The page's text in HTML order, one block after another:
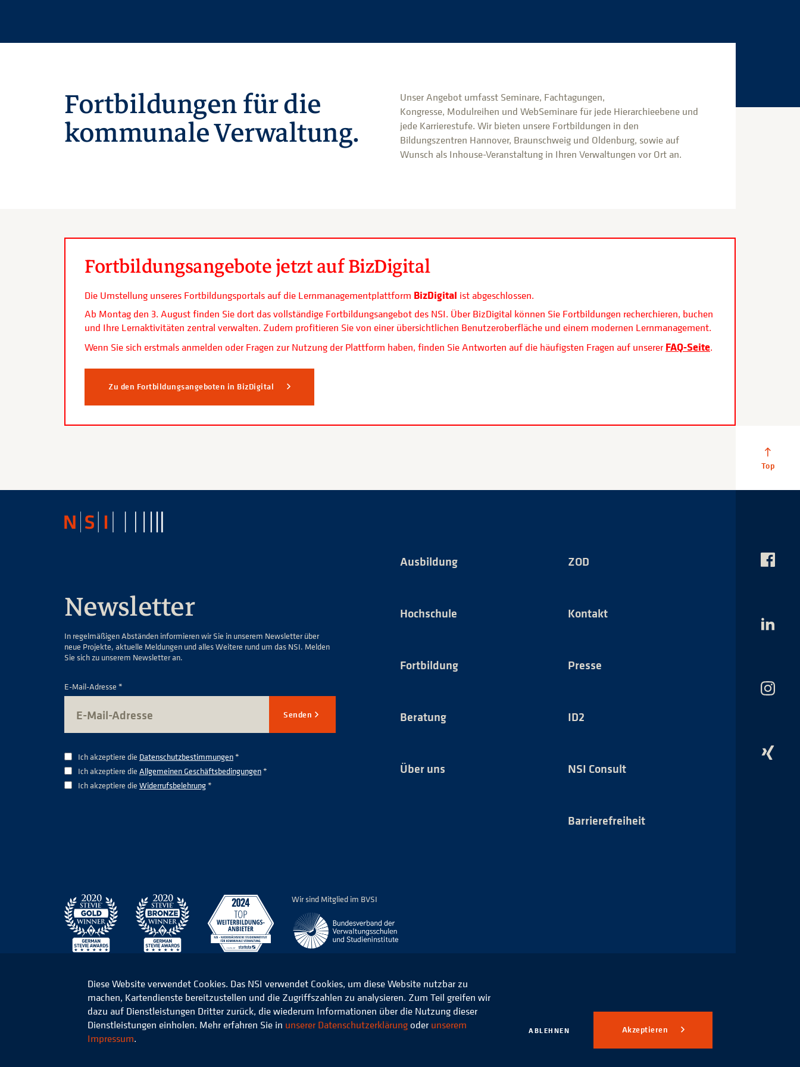
Fortbildungen für die
kommunale Verwaltung.
Unser Angebot umfasst Seminare, Fachtagungen,
Kongresse, Modulreihen und WebSeminare für jede Hierarchieebene und
jede Karrierestufe. Wir bieten unsere Fortbildungen in den
Bildungszentren Hannover, Braunschweig und Oldenburg, sowie auf
Wunsch als Inhouse-Veranstaltung in Ihren Verwaltungen vor Ort an.
Fortbildungsangebote jetzt auf BizDigital
Die Umstellung unseres Fortbildungsportals auf die Lernmanagementplattform BizDigital ist abgeschlossen.
Ab Montag den 3. August finden Sie dort das vollständige Fortbildungsangebot des NSI. Über BizDigital können Sie Fortbildungen recherchieren, buchen
und Ihre Lernaktivitäten zentral verwalten. Zudem profitieren Sie von einer übersichtlichen Benutzeroberfläche und einem modernen Lernmanagement.
Wenn Sie sich erstmals anmelden oder Fragen zur Nutzung der Plattform haben, finden Sie Antworten auf die häufigsten Fragen auf unserer FAQ-Seite.
Zu den Fortbildungsangeboten in BizDigital
Newsletter
In regelmäßigen Abständen informieren wir Sie in unserem Newsletter über
neue Projekte, aktuelle Meldungen und alles Weitere rund um das NSI. Melden
Sie sich zu unserem Newsletter an.
E-Mail-Adresse *
Senden
Ich akzeptiere die Datenschutzbestimmungen*
Ich akzeptiere die Allgemeinen Geschäftsbedingungen*
Ich akzeptiere die Widerrufsbelehrung*
Ausbildung
Hochschule
Fortbildung
Beratung
Über uns
ZOD
Kontakt
Presse
ID2
NSI Consult
Barrierefreiheit
Wir sind Mitglied im BVSI
Das
Das
Das
Das
© 2026 Niedersächsisches Studieninstitut für kommunale Verwaltung e.V. Datenschutz
Diese Website verwendet Cookies. Das NSI verwendet Cookies, um diese Website nutzbar zu
machen, Kartendienste bereitzustellen und die Zugriffszahlen zu analysieren. Zum Teil greifen wir
dazu auf Dienstleistungen Dritter zurück, die wiederum Informationen über die Nutzung dieser
Dienstleistungen einholen. Mehr erfahren Sie in unserer Datenschutzerklärung oder unserem
Impressum.
ABLEHNEN Akzeptieren